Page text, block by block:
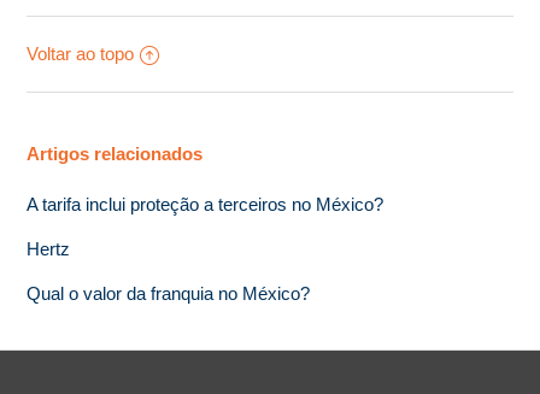
Voltar ao topo
Artigos relacionados
A tarifa inclui proteção a terceiros no México?
Hertz
Qual o valor da franquia no México?